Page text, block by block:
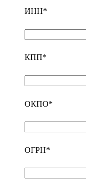
ИНН*
КПП*
ОКПО*
ОГРН*